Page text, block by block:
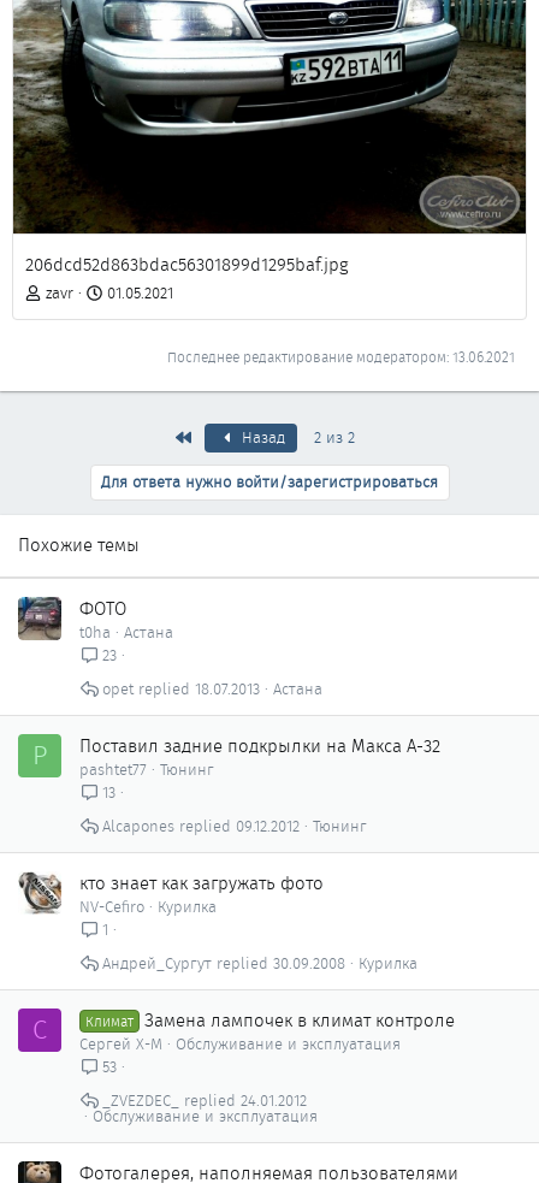
206dcd52d863bdac56301899d1295baf.jpg
zavr 01.05.2021
Последнее редактирование модератором:13.06.2021
ПервыйНазад
2 из 2
Для ответа нужно войти/зарегистрироваться
Похожие темы
ФОТО
t0ha
Астана
23
Астана
18.07.2013
opet
P Поставил задние подкрылки на Макса А-32
pashtet77 Тюнинг
13
Тюнинг
09.12.2012
Alcapones
кто знает как загружать фото
NV-Cefiro
Курилка
1
Курилка
30.09.2008
Андрей_Сургут
С Климат Замена лампочек в климат контроле
Сергей Х-М
Обслуживание и эксплуатация
53
Обслуживание и эксплуатация
24.01.2012
_ZVEZDEC_
Фотогалерея, наполняемая пользователями